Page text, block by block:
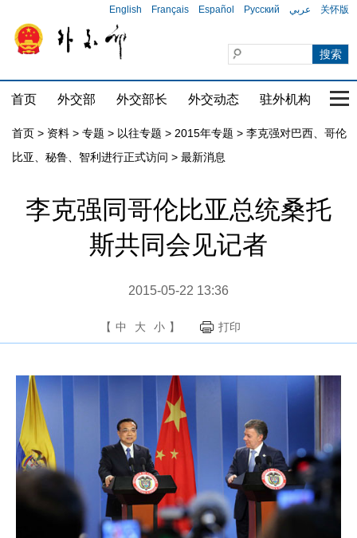
English Français Español Русский عربي 关怀版
首页 外交部 外交部长 外交动态 驻外机构 国
首页 > 资料 > 专题 > 以往专题 > 2015年专题 > 李克强对巴西、哥伦
比亚、秘鲁、智利进行正式访问 > 最新消息
李克强同哥伦比亚总统桑托
斯共同会见记者
2015-05-22 13:36
【 中 大 小 】 打印